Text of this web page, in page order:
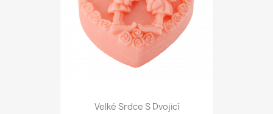
Velké Srdce S Dvojicí